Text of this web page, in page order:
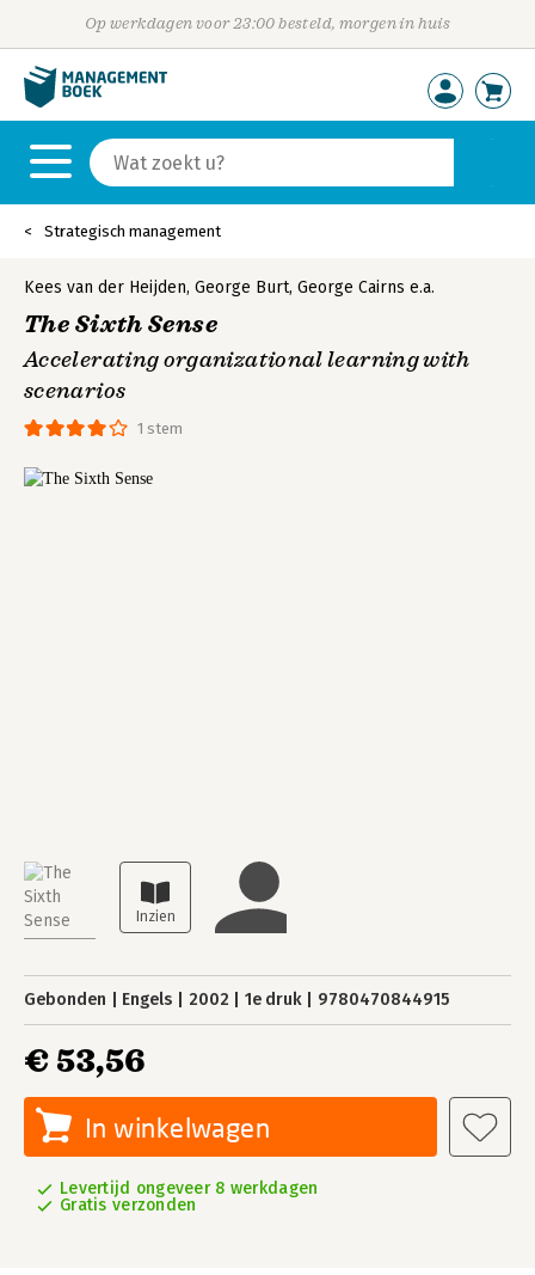
Op werkdagen voor 23:00 besteld, morgen in huis
Strategisch management
1 stem
Kees van der Heijden, George Burt, George Cairns e.a.
The Sixth Sense
Accelerating organizational learning with
scenarios
Gebonden Engels 2002 1e druk 9780470844915
€ 53,56
In winkelwagen
Levertijd ongeveer 8 werkdagen
Gratis verzonden